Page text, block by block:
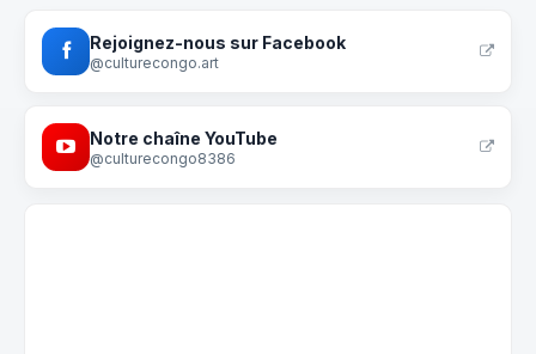
Rejoignez-nous sur Facebook
@culturecongo.art
Notre chaîne YouTube
@culturecongo8386